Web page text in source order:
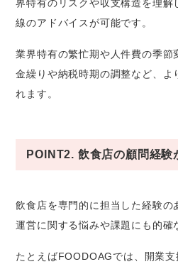
界特有のリスクや収支構造を理解
線のアドバイスが可能です。
業界特有の繁忙期や人件費の季節
金繰りや納税時期の調整など、よ
れます。
POINT2. 飲食店の顧問経験
飲食店を専門的に担当した経験の
運営に関する悩みや課題にも的確
たとえばFOODOAGでは、開業